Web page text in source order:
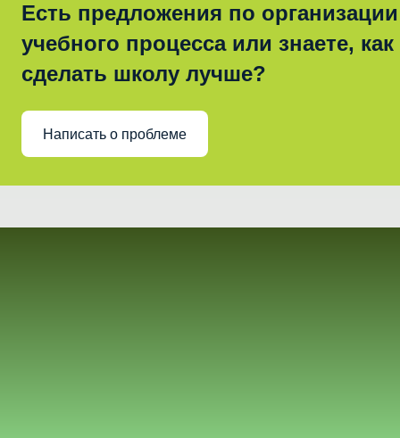
Есть предложения по организации
учебного процесса или знаете, как
сделать школу лучше?
Написать о проблеме